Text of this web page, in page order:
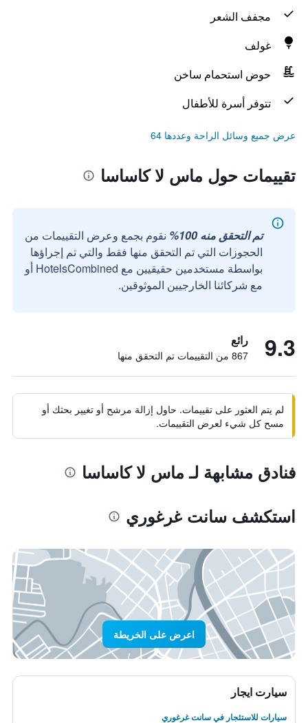
مجفف الشعر
غولف
حوض استحمام ساخن
تتوفر أسرة للأطفال
عرض جميع وسائل الراحة وعددها 64
تقييمات حول ماس لا كاساسا
تم التحقق منه 100%
نقوم بجمع وعرض التقييمات من
الحجوزات التي تم التحقق منها فقط والتي تم إجراؤها
بواسطة مستخدمين حقيقيين مع HotelsCombined أو
مع شركائنا الخارجيين الموثوقين.
9.3 رائع
867 من التقييمات تم التحقق منها
لم يتم العثور على تقييمات. حاول إزالة مرشح أو تغيير بحثك أو
مسح كل شيء لعرض التقييمات.
فنادق مشابهة لـ ماس لا كاساسا
استكشف سانت غرغوري
اعرض على الخريطة
سيارت ايجار
سيارات للاستئجار في سانت غرغوري